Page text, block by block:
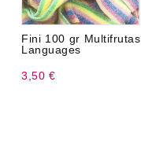
Fini 100 gr Multifrutas
Languages
3,50 €